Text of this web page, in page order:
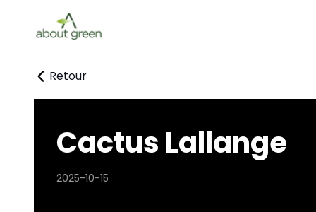
Retour
Cactus Lallange
2025-10-15